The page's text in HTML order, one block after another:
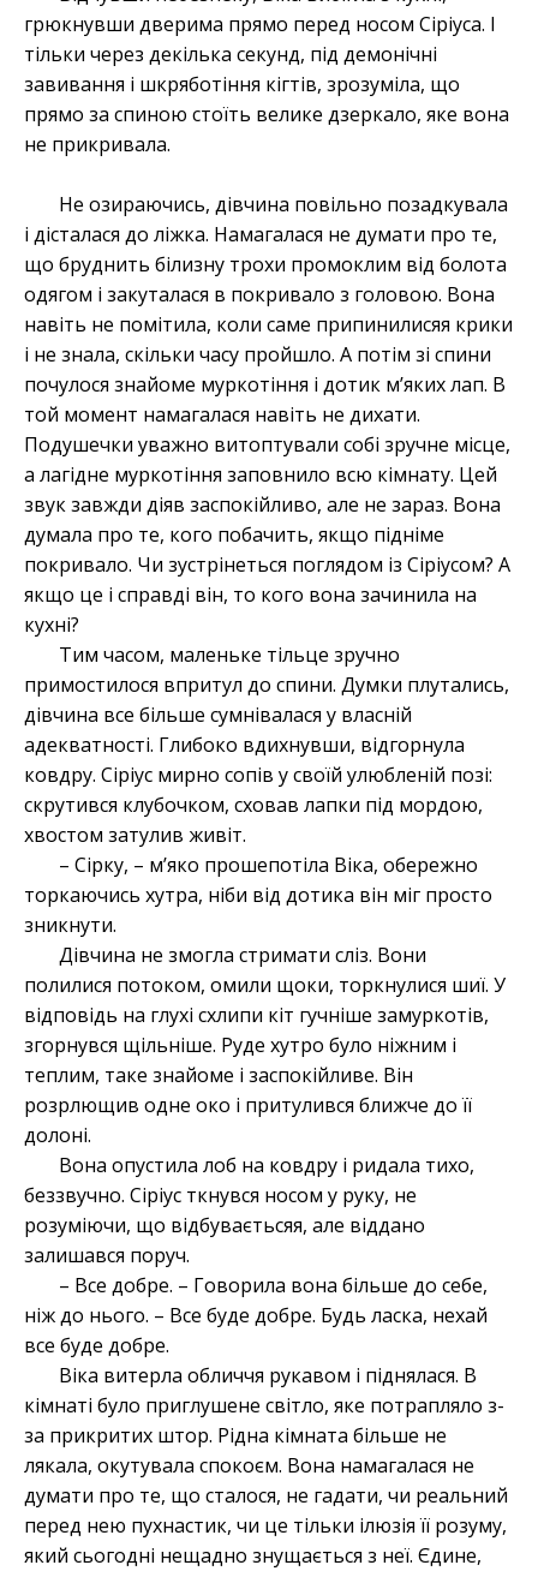
грюкнувши дверима прямо перед носом Сіріуса. І
тільки через декілька секунд, під демонічні
завивання і шкряботіння кігтів, зрозуміла, що
прямо за спиною стоїть велике дзеркало, яке вона
не прикривала.
Не озираючись, дівчина повільно позадкувала
і дісталася до ліжка. Намагалася не думати про те,
що бруднить білизну трохи промоклим від болота
одягом і закуталася в покривало з головою. Вона
навіть не помітила, коли саме припинилисяя крики
і не знала, скільки часу пройшло. А потім зі спини
почулося знайоме муркотіння і дотик м’яких лап. В
той момент намагалася навіть не дихати.
Подушечки уважно витоптували собі зручне місце,
а лагідне муркотіння заповнило всю кімнату. Цей
звук завжди діяв заспокійливо, але не зараз. Вона
думала про те, кого побачить, якщо підніме
покривало. Чи зустрінеться поглядом із Сіріусом? А
якщо це і справді він, то кого вона зачинила на
кухні?
Тим часом, маленьке тільце зручно
примостилося впритул до спини. Думки плутались,
дівчина все більше сумнівалася у власній
адекватності. Глибоко вдихнувши, відгорнула
ковдру. Сіріус мирно сопів у своїй улюбленій позі:
скрутився клубочком, сховав лапки під мордою,
хвостом затулив живіт.
– Сірку, – м’яко прошепотіла Віка, обережно
торкаючись хутра, ніби від дотика він міг просто
зникнути.
Дівчина не змогла стримати сліз. Вони
полилися потоком, омили щоки, торкнулися шиї. У
відповідь на глухі схлипи кіт гучніше замуркотів,
згорнувся щільніше. Руде хутро було ніжним і
теплим, таке знайоме і заспокійливе. Він
розрлющив одне око і притулився ближче до її
долоні.
Вона опустила лоб на ковдру і ридала тихо,
беззвучно. Сіріус ткнувся носом у руку, не
розуміючи, що відбуваєтьсяя, але віддано
залишався поруч.
– Все добре. – Говорила вона більше до себе,
ніж до нього. – Все буде добре. Будь ласка, нехай
все буде добре.
Віка витерла обличчя рукавом і піднялася. В
кімнаті було приглушене світло, яке потрапляло з-
за прикритих штор. Рідна кімната більше не
лякала, окутувала спокоєм. Вона намагалася не
думати про те, що сталося, не гадати, чи реальний
перед нею пухнастик, чи це тільки ілюзія її розуму,
який сьогодні нещадно знущається з неї. Єдине,